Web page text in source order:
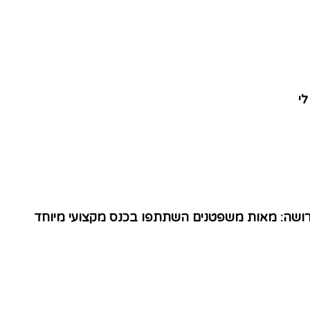
מאות משפטנים השתתפו בכנס מקצועי מיוחד